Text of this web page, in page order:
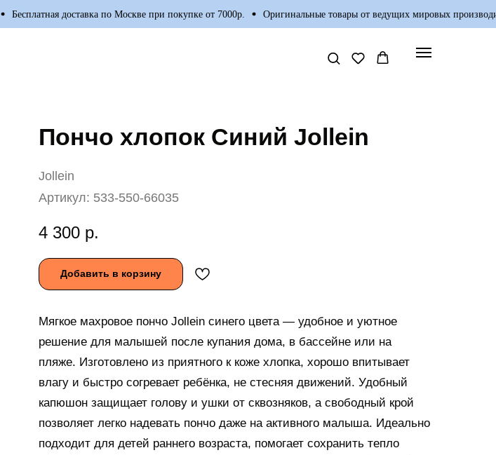
Бесплатная доставка по Москве при покупке от 7000р. Оригинальные товары от ведущих мировых
Пончо хлопок Синий Jollein
Jollein
Артикул: 533-550-66035
4 300 р.
Добавить в корзину
Мягкое махровое пончо Jollein синего цвета — удобное и уютное
решение для малышей после купания дома, в бассейне или на
пляже. Изготовлено из приятного к коже хлопка, хорошо впитывает
влагу и быстро согревает ребёнка, не стесняя движений. Удобный
капюшон защищает голову и ушки от сквозняков, а свободный крой
позволяет легко надевать пончо даже на активного малыша. Идеально
подходит для детей раннего возраста, помогает сохранить тепло